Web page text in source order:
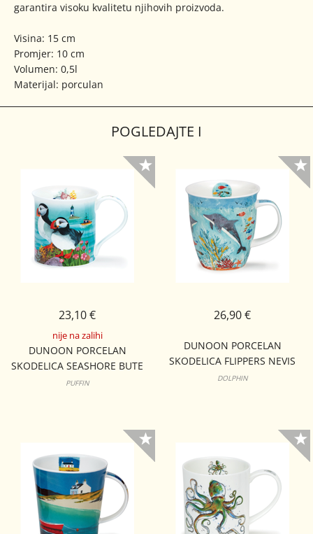
garantira visoku kvalitetu njihovih proizvoda.
Visina: 15 cm
Promjer: 10 cm
Volumen: 0,5l
Materijal: porculan
POGLEDAJTE I
nije na zalihi
DUNOON PORCELAN
SKODELICA SEASHORE BUTE
PUFFIN
23,10 €
DUNOON PORCELAN
SKODELICA FLIPPERS NEVIS
DOLPHIN
26,90 €